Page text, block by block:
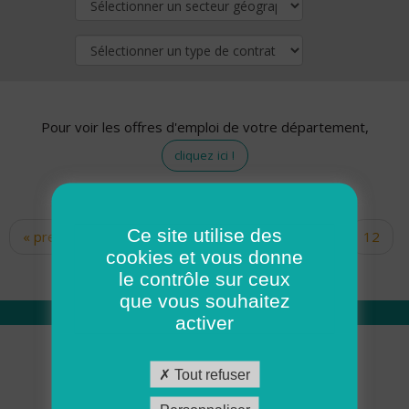
Pour voir les offres d'emploi de votre département,
cliquez ici !
Pages
« premier ‹ précédent … 10
12
14 15 16 17
Qui sommes nous
Académie ADMR
Ce site utilise des
cookies et vous donne
le contrôle sur ceux
que vous souhaitez
activer
Tout refuser